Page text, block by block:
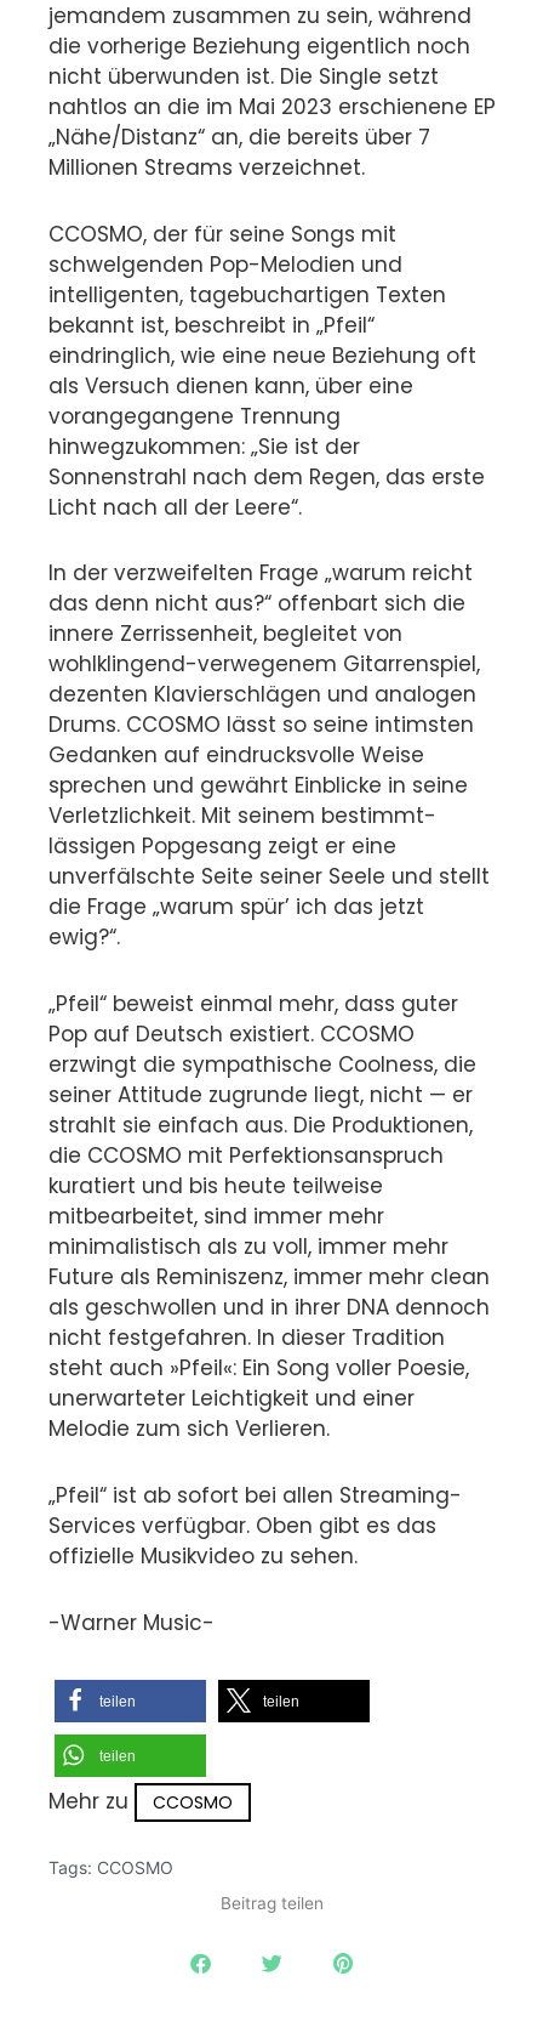
jemandem zusammen zu sein, während
die vorherige Beziehung eigentlich noch
nicht überwunden ist. Die Single setzt
nahtlos an die im Mai 2023 erschienene EP
„Nähe/Distanz“ an, die bereits über 7
Millionen Streams verzeichnet.
CCOSMO, der für seine Songs mit
schwelgenden Pop-Melodien und
intelligenten, tagebuchartigen Texten
bekannt ist, beschreibt in „Pfeil“
eindringlich, wie eine neue Beziehung oft
als Versuch dienen kann, über eine
vorangegangene Trennung
hinwegzukommen: „Sie ist der
Sonnenstrahl nach dem Regen, das erste
Licht nach all der Leere“.
In der verzweifelten Frage „warum reicht
das denn nicht aus?“ offenbart sich die
innere Zerrissenheit, begleitet von
wohlklingend-verwegenem Gitarrenspiel,
dezenten Klavierschlägen und analogen
Drums. CCOSMO lässt so seine intimsten
Gedanken auf eindrucksvolle Weise
sprechen und gewährt Einblicke in seine
Verletzlichkeit. Mit seinem bestimmt-
lässigen Popgesang zeigt er eine
unverfälschte Seite seiner Seele und stellt
die Frage „warum spür’ ich das jetzt
ewig?“.
„Pfeil“ beweist einmal mehr, dass guter
Pop auf Deutsch existiert. CCOSMO
erzwingt die sympathische Coolness, die
seiner Attitude zugrunde liegt, nicht — er
strahlt sie einfach aus. Die Produktionen,
die CCOSMO mit Perfektionsanspruch
kuratiert und bis heute teilweise
mitbearbeitet, sind immer mehr
minimalistisch als zu voll, immer mehr
Future als Reminiszenz, immer mehr clean
als geschwollen und in ihrer DNA dennoch
nicht festgefahren. In dieser Tradition
steht auch »Pfeil«: Ein Song voller Poesie,
unerwarteter Leichtigkeit und einer
Melodie zum sich Verlieren.
„Pfeil“ ist ab sofort bei allen Streaming-
Services verfügbar. Oben gibt es das
offizielle Musikvideo zu sehen.
-Warner Music-
teilen teilen
teilen
Mehr zu CCOSMO
Tags: CCOSMO
Beitrag teilen